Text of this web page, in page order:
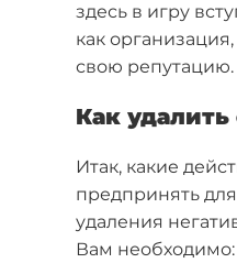
здесь в игру
как
свою репутацию.
Как
Итак, какие
предпринять
удаления
Вам необходимо: